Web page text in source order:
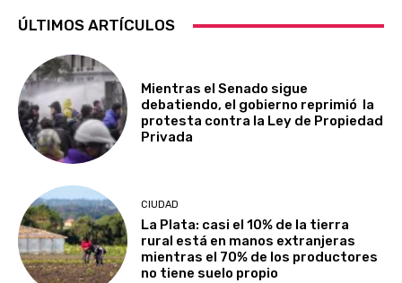
ÚLTIMOS ARTÍCULOS
Mientras el Senado sigue
debatiendo, el gobierno reprimió la
protesta contra la Ley de Propiedad
Privada
CIUDAD
La Plata: casi el 10% de la tierra
rural está en manos extranjeras
mientras el 70% de los productores
no tiene suelo propio